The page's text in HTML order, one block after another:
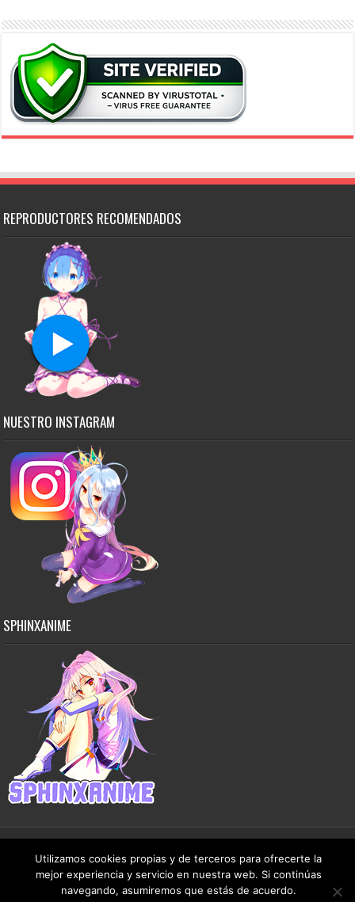
REPRODUCTORES RECOMENDADOS
NUESTRO INSTAGRAM
SPHINXANIME
Copyright © 2015-2026 SphinxAnime - Este sitio no almacena ningún archivo en sus
servidores, solo comparte contenido de dominio público de manera gratuita.
Utilizamos cookies propias y de terceros para ofrecerte la
mejor experiencia y servicio en nuestra web. Si continúas
navegando, asumiremos que estás de acuerdo.